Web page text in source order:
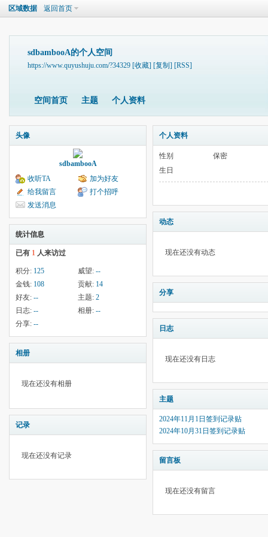
区域数据 返回首页
sdbambooA的个人空间
https://www.quyushuju.com/?34329 [收藏] [复制] [RSS]
空间首页 主题 个人资料
头像
sdbambooA
收听TA
加为好友
给我留言
打个招呼
发送消息
统计信息
已有 1 人来访过
积分: 125 威望: --
金钱: 108 贡献: 14
好友: -- 主题: 2
日志: -- 相册: --
分享: --
相册
现在还没有相册
记录
现在还没有记录
个人资料
性别
保密
生日
动态
现在还没有动态
分享
日志
现在还没有日志
主题
2024年11月1日签到记录贴
2024年10月31日签到记录贴
留言板
现在还没有留言